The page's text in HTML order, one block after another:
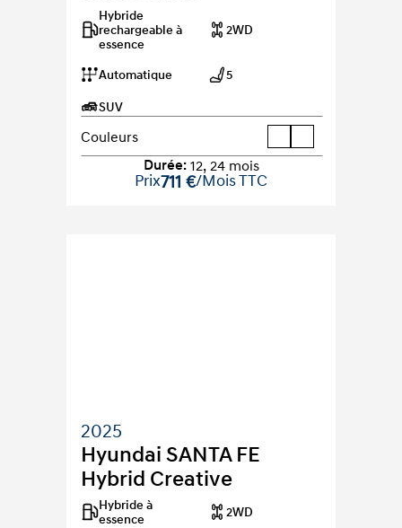
Hybride
rechargeable à
essence
2WD
Automatique 5
SUV
Couleurs
Durée: 12, 24 mois
Prix711 €/Mois TTC
2025
Hyundai SANTA FE
Hybrid Creative
Hybride à
essence
2WD